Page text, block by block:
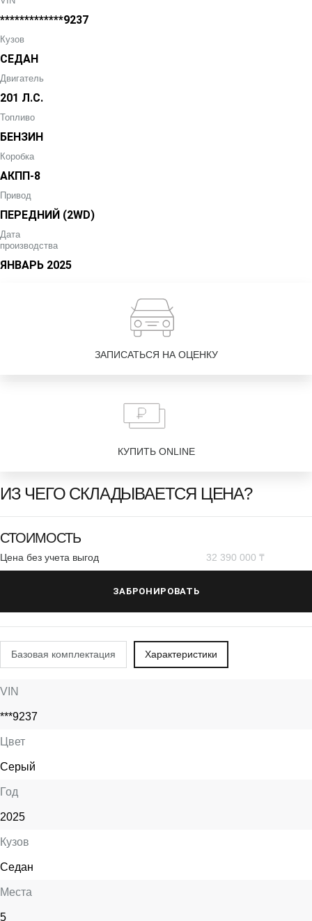
*************9237
Кузов
СЕДАН
Двигатель
201 Л.С.
Топливо
БЕНЗИН
Коробка
АКПП-8
Привод
ПЕРЕДНИЙ (2WD)
Дата
производства
ЯНВАРЬ 2025
ЗАПИСАТЬСЯ НА ОЦЕНКУ
КУПИТЬ ONLINE
ИЗ ЧЕГО СКЛАДЫВАЕТСЯ ЦЕНА?
СТОИМОСТЬ
Цена без учета выгод 32 390 000 ₸
ЗАБРОНИРОВАТЬ
Базовая комплектация Характеристики
VIN
***9237
Цвет
Серый
Год
2025
Кузов
Седан
Места
5